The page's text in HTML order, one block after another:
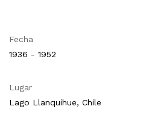
Fecha
1936 - 1952
Lugar
Lago Llanquihue, Chile